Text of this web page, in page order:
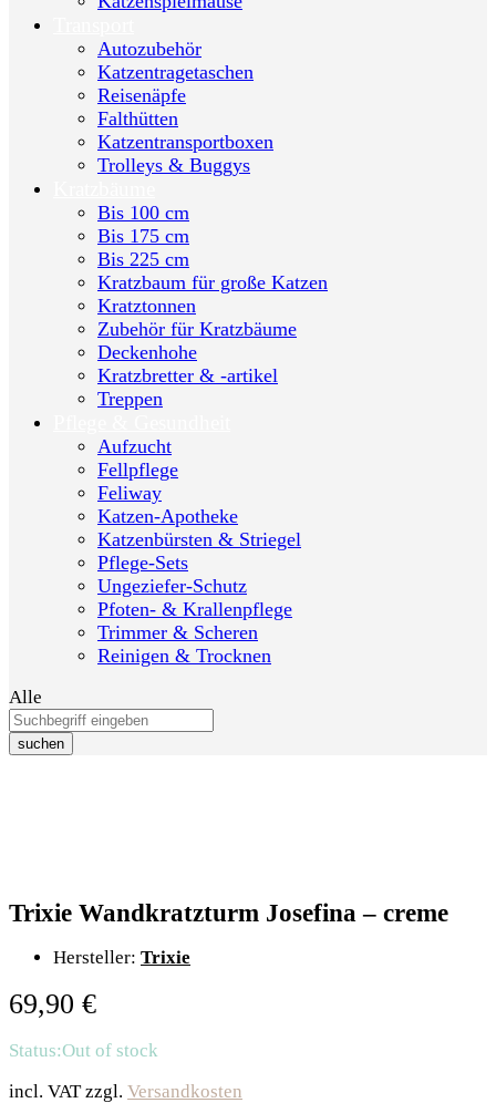
Autozubehör
Katzentragetaschen
Reisenäpfe
Falthütten
Katzentransportboxen
Trolleys & Buggys
Bis 100 cm
Bis 175 cm
Bis 225 cm
Kratzbaum für große Katzen
Kratztonnen
Zubehör für Kratzbäume
Deckenhohe
Kratzbretter & -artikel
Treppen
Aufzucht
Fellpflege
Feliway
Katzen-Apotheke
Katzenbürsten & Striegel
Pflege-Sets
Ungeziefer-Schutz
Pfoten- & Krallenpflege
Trimmer & Scheren
Reinigen & Trocknen
Alle
suchen
Trixie Wandkratzturm Josefina – creme
Hersteller: Trixie
69,90 €
Status:Out of stock
incl. VAT zzgl. Versandkosten